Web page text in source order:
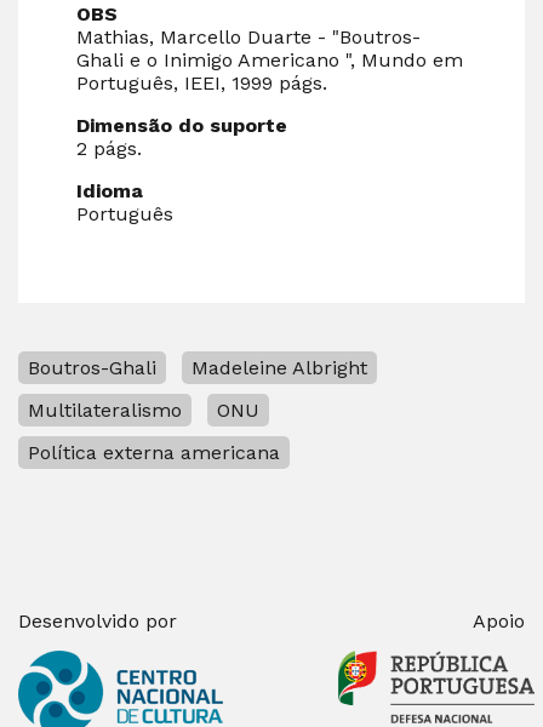
OBS
Mathias, Marcello Duarte - "Boutros-
Ghali e o Inimigo Americano ", Mundo em
Português, IEEI, 1999 págs.
Dimensão do suporte
2 págs.
Idioma
Português
Boutros-Ghali
Madeleine Albright
Multilateralismo
ONU
Política externa americana
Desenvolvido por Apoio